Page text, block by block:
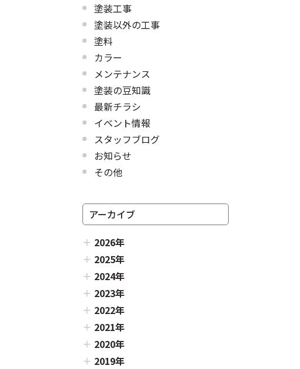
塗装工事
塗装以外の工事
塗料
カラー
メンテナンス
塗装の豆知識
最新チラシ
イベント情報
スタッフブログ
お知らせ
その他
アーカイブ
2026年
2025年
2024年
2023年
2022年
2021年
2020年
2019年